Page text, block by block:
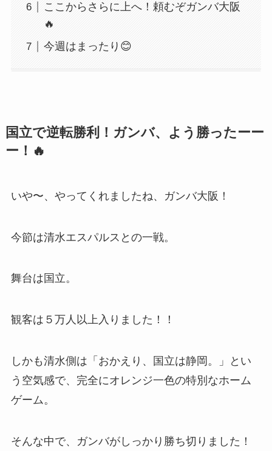
ここからさらに上へ！頼むぞガンバ大阪
🔥
今週はまったり😊
国立で逆転勝利！ガンバ、よう勝ったーー
ー！🔥
いや〜、やってくれましたね、ガンバ大阪！
今節は清水エスパルスとの一戦。
舞台は国立。
観客は５万人以上入りました！！
しかも清水側は「おかえり、国立は静岡。」とい
う空気感で、完全にオレンジ一色の特別なホーム
ゲーム。
そんな中で、ガンバがしっかり勝ち切りました！